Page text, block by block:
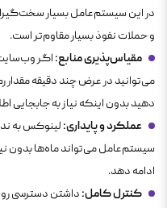
در این سیستم‌عامل بسیار
و حملات نفوذ بسیار مقاوم‌تر است.
مقیاس‌پذیری منابع:اگر وب‌سایت
می‌توانید در عرض چند دقیقه مقدار
دهید بدون اینکه نیاز به جابجایی
عملکرد و پایداری:لینوکس به
ادامه دهد.
کنترل کامل:داشتن دسترسی روت